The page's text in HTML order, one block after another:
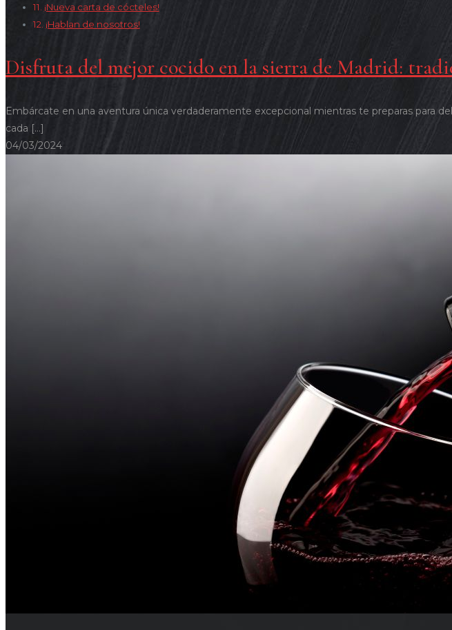
¡Nueva carta de cócteles!
¡Hablan de nosotros!
Disfruta del mejor cocido en la sierra de Madrid:
Embárcate en una aventura única verdaderamente excepcional mientras te preparas para
cada […]
04/03/2024